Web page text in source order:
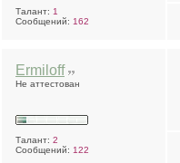
Талант: 1
Сообщений: 162
Ermiloff
Не аттестован
Талант: 2
Сообщений: 122